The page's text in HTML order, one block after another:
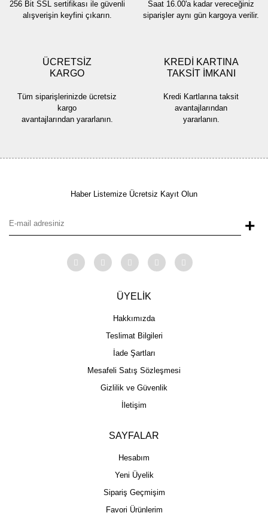
256 Bit SSL sertifikası ile güvenli
alışverişin keyfini çıkarın.
Saat 16.00'a kadar vereceğiniz
siparişler aynı gün kargoya verilir.
ÜCRETSİZ
KARGO
Tüm siparişlerinizde ücretsiz
kargo
avantajlarından yararlanın.
KREDİ KARTINA
TAKSİT İMKANI
Kredi Kartlarına taksit
avantajlarından
yararlanın.
Haber Listemize Ücretsiz Kayıt Olun
+
ÜYELİK
Hakkımızda
Teslimat Bilgileri
İade Şartları
Mesafeli Satış Sözleşmesi
Gizlilik ve Güvenlik
İletişim
SAYFALAR
Hesabım
Yeni Üyelik
Sipariş Geçmişim
Favori Ürünlerim